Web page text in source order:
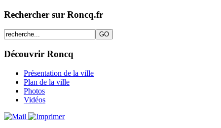
Rechercher sur Roncq.fr
Découvrir Roncq
Présentation de la ville
Plan de la ville
Photos
Vidéos